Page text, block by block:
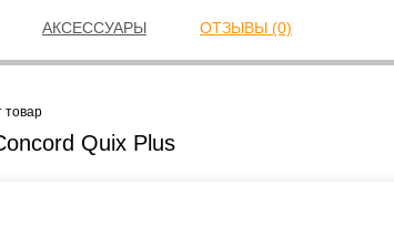
АКСЕССУАРЫ ОТЗЫВЫ (0)
товар
Quix Plus